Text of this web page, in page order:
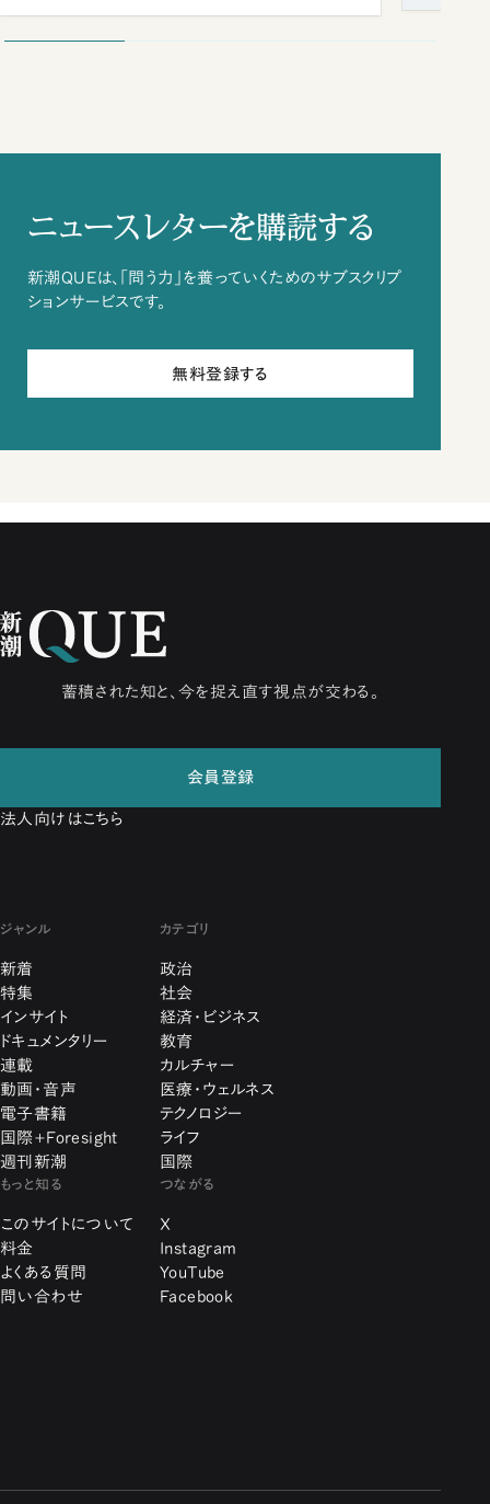
ニュースレターを購読する
新潮QUEは、「問う力」を養っていくためのサブスクリプ
ションサービスです。
無料登録する
蓄積された知と、今を捉え直す視点が交わる。
会員登録
法人向けはこちら
ジャンル
新着
特集
インサイト
ドキュメンタリー
連載
動画・音声
電子書籍
国際+Foresight
週刊新潮
カテゴリ
政治
社会
経済・ビジネス
教育
カルチャー
医療・ウェルネス
テクノロジー
ライフ
国際
もっと知る
このサイトについて
料金
よくある質問
問い合わせ
つながる
X
Instagram
YouTube
Facebook